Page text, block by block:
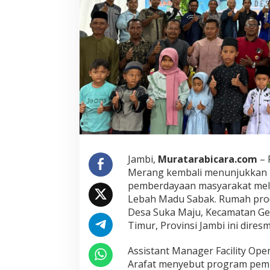
o
r
a
s
i
P
H
J
a
m
b
e
r
a
n
d
e
g
a
Jambi, Muratarabicara.com –
Merang kembali
pemberdayaan masyarakat
Lebah Madu Sabak. Rumah
Desa Suka Maju, Kecamatan
Timur, Provinsi Jambi ini
Assistant Manager Facility
Arafat menyebut program